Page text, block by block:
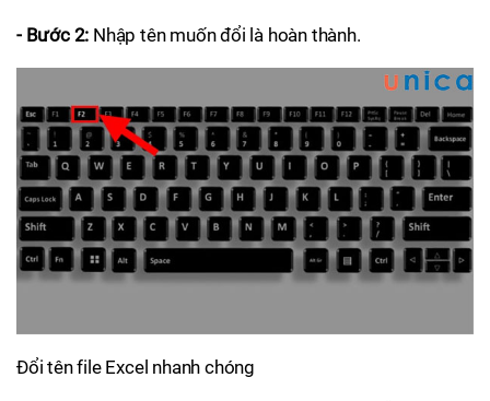
- Bước 2: Nhập tên muốn đổi là hoàn thành.
Đổi tên file Excel nhanh chóng